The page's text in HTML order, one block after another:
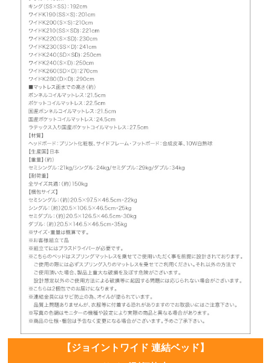
【ジョイントワイド 連結ベッド】